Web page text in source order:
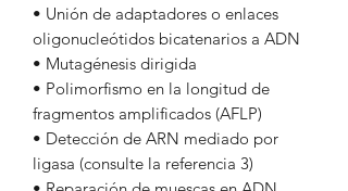
• Unión de adaptadores o enlaces
oligonucleótidos bicatenarios a ADN
• Mutagénesis dirigida
• Polimorfismo en la longitud de
fragmentos amplificados (AFLP)
• Detección de ARN mediado por
ligasa (consulte la referencia 3)